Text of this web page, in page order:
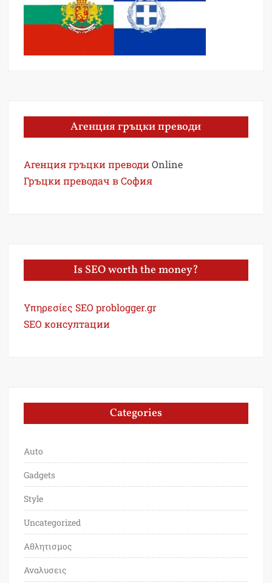
Агенция гръцки преводи
Агенция гръцки преводи Online
Гръцки преводач в София
Is SEO worth the money?
Υπηρεσίες SEO problogger.gr
SEO консултации
Categories
Auto
Gadgets
Style
Uncategorized
Αθλητισμος
Αναλυσεις